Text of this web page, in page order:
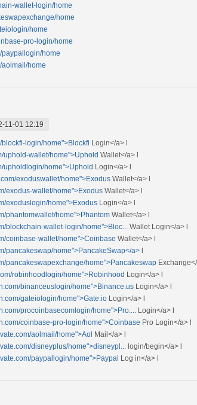
wallet-login/home
home
home
pro-login/home
paypallogin/home
aolmail/home
11-01 12:19
login/home">Blockfi Login</a> l
uphold-wallet/home">Uphold Wallet</a> l
upholdlogin/home">Uphold Login</a> l
exoduswallet/home">Exodus Wallet</a> l
exodus-wallet/home">Exodus Wallet</a> l
exoduslogin/home">Exodus Login</a> l
phantomwallet/home">Phantom Wallet</a> l
blockchain-wallet-login/home">Bloc...
Wallet Login</a> l
coinbase-wallet/home">Coinbase Wallet</a> l
pancakeswap/home">PancakeSwap</a> l
pancakeswapexchange/home">Pancakeswap
robinhoodlogin/home">Robinhood Login</a> l
binanceuslogin/home">Binance.us Login</a> l
gateiologin/home">Gate.io Login</a> l
procoinbasecomlogin/home">Pro....
Login</a> l
coinbase-pro-login/home">Coinbase Pro Login</a> l
aolmail/home">Aol Mail</a> l
disneyplus/home">disneypl...
login/begin</a> l
paypallogin/home">Paypal Log in</a> l